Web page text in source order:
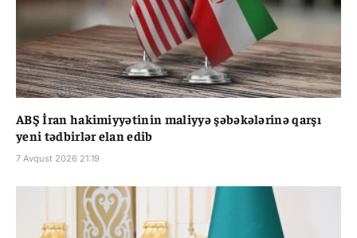
ABŞ İran hakimiyyətinin maliyyə şəbəkələrinə qarşı
yeni tədbirlər elan edib
7 Avqust 2026 21:19